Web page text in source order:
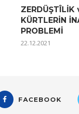
ZERDÜŞTÎLİK
KÜRTLERİN
PROBLEMİ
22.12.2021
FACEBOOK